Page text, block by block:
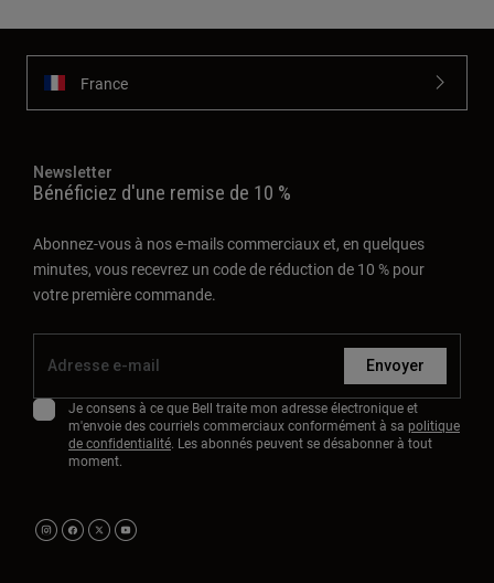
France
Newsletter
Bénéficiez d'une remise de 10 %
Abonnez-vous à nos e-mails commerciaux et, en quelques
minutes, vous recevrez un code de réduction de 10 % pour
votre première commande.
Envoyer
Je consens à ce que Bell traite mon adresse électronique et
m'envoie des courriels commerciaux conformément à sa politique
de confidentialité. Les abonnés peuvent se désabonner à tout
moment.